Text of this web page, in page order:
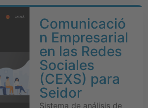
Comunicació
n Empresarial
en las Redes
Sociales
(CEXS) para
Seidor
Sistema de análisis de